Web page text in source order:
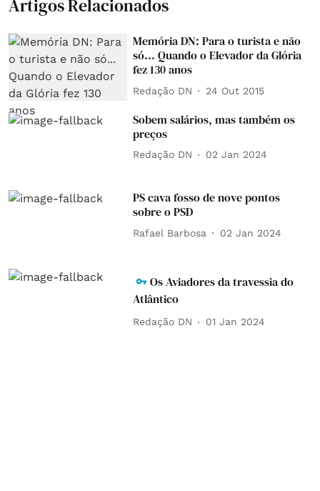
Artigos Relacionados
Memória DN: Para o turista e não
só... Quando o Elevador da Glória
fez 130 anos
Redação DN 24 Out 2015
Sobem salários, mas também os
preços
Redação DN 02 Jan 2024
PS cava fosso de nove pontos
sobre o PSD
Rafael Barbosa 02 Jan 2024
Os Aviadores da travessia do
Atlântico
Redação DN 01 Jan 2024